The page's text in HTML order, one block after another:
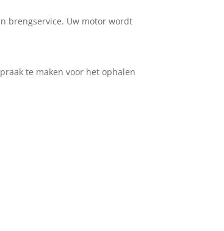
brengservice. Uw motor wordt
te maken voor het ophalen